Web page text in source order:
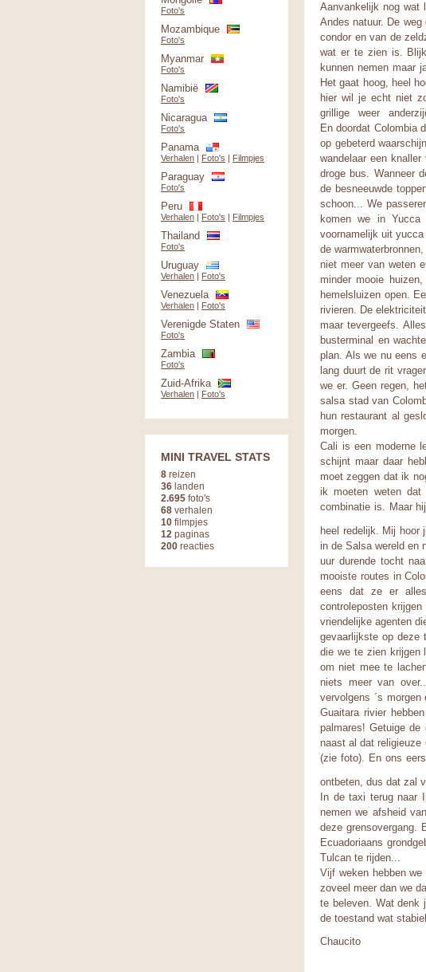
Aanvankelijk nog wat
Andes natuur. De
condor en van de
wat er te zien is.
kunnen nemen maar
Het gaat hoog, heel
hier wil je echt niet
grillige weer
En doordat Colombia
op gebeterd
wandelaar een
droge bus. Wanneer
de besneeuwde
schoon... We
komen we in
voornamelijk uit
de
niet meer van weten
minder mooie
hemelsluizen open.
rivieren. De
maar tevergeefs.
busterminal en
plan. Als we nu eens
lang duurt de rit
we er. Geen regen,
salsa stad van
hun restaurant al
morgen.
Cali is een moderne
schijnt maar daar
moet zeggen dat ik
ik moeten weten
combinatie is. Maar
heel redelijk. Mij hoor
in de Salsa wereld en
uur durende tocht
mooiste routes in
eens dat ze er
controleposten
vriendelijke agenten
gevaarlijkste op deze
die we te zien krijgen
om niet mee te
niets meer van
vervolgens ´s
Guaitara rivier
palmares! Getuige de
naast al dat
(zie foto). En ons
ontbeten, dus dat zal
In de taxi terug naar
nemen we afsheid
deze grensovergang.
Ecuadoriaans
Tulcan te rijden...
Vijf weken hebben
zoveel meer dan we
te beleven. Wat denk
de toestand wat
Chaucito
Foto's
Mozambique
Foto's
Myanmar
Foto's
Namibië
Foto's
Nicaragua
Foto's
Panama
Verhalen | Foto's | Filmpjes
Paraguay
Foto's
Peru
Verhalen | Foto's | Filmpjes
Thailand
Foto's
Uruguay
Verhalen | Foto's
Venezuela
Verhalen | Foto's
Verenigde Staten
Foto's
Zambia
Foto's
Zuid-Afrika
Verhalen | Foto's
MINI TRAVEL STATS
8 reizen
36 landen
2.695 foto's
68 verhalen
10 filmpjes
12 paginas
200 reacties